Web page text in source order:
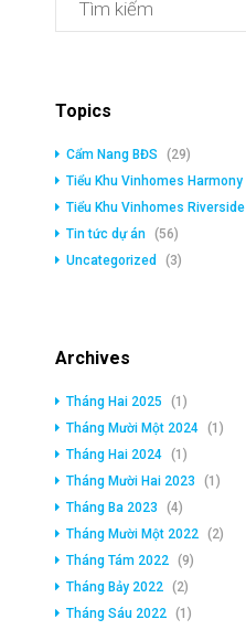
Topics
Cẩm Nang BĐS
(29)
Tiểu Khu Vinhomes Harmony
Tiểu Khu Vinhomes Riverside
Tin tức dự án (56)
Uncategorized
(3)
Archives
Tháng Hai 2025
(1)
Tháng Mười Một 2024 (1)
Tháng Hai 2024 (1)
Tháng Mười Hai 2023
(1)
Tháng Ba 2023
(4)
Tháng Mười Một 2022 (2)
Tháng Tám 2022 (9)
Tháng Bảy 2022 (2)
Tháng Sáu 2022 (1)